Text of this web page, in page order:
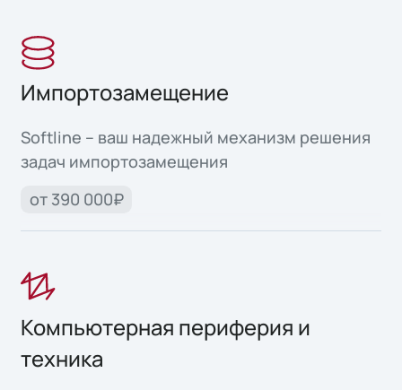
Импортозамещение
Softline – ваш надежный механизм решения
задач импортозамещения
от 390 000₽
Компьютерная периферия и
техника